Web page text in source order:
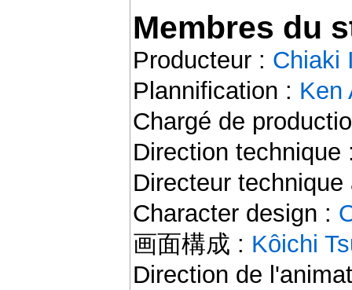
Membres du
Producteur : Chiaki
Plannification : Ken
Chargé de
Direction
Directeur
Character design :
画面構成 : Kôichi
Direction de